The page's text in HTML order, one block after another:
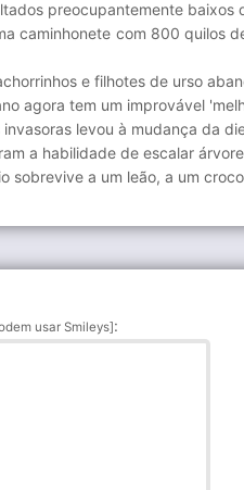
preocupantemente
caminhonete com 800 quilos
e filhotes de urso
agora tem um improvável
levou à mudança da
a habilidade de escalar
sobrevive a um leão, a um
usar Smileys] :